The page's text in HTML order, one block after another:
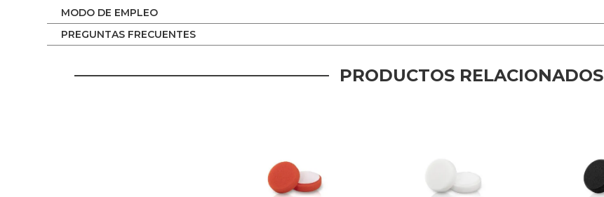
MODO DE EMPLEO
PREGUNTAS FRECUENTES
PRODUCTOS RELACIONADOS